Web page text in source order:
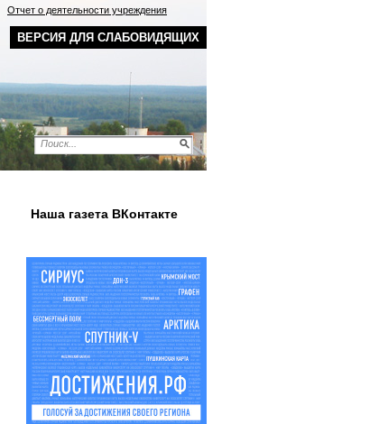
ВЕРСИЯ ДЛЯ СЛАБОВИДЯЩИХ
Отчет о деятельности учреждения
Наша газета ВКонтакте